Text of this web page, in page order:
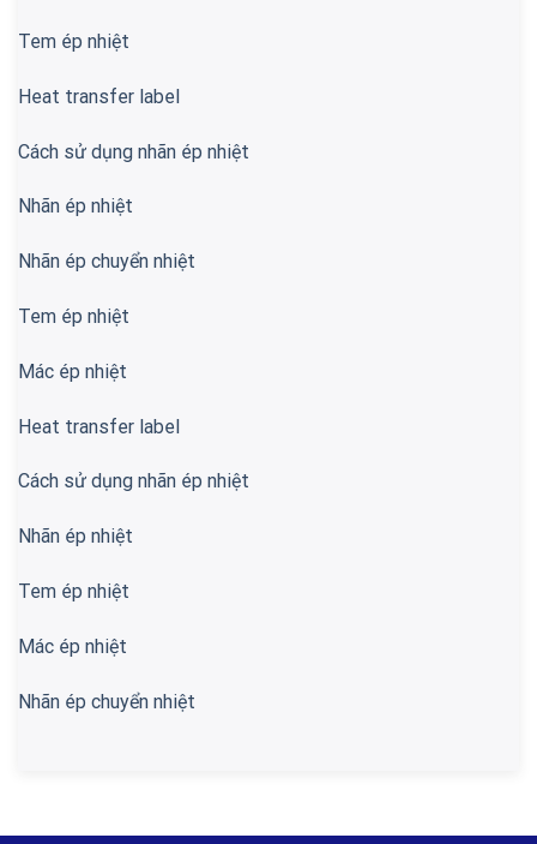
Tem ép nhiệt
Heat transfer label
Cách sử dụng nhãn ép nhiệt
Nhãn ép nhiệt
Nhãn ép chuyển nhiệt
Tem ép nhiệt
Mác ép nhiệt
Heat transfer label
Cách sử dụng nhãn ép nhiệt
Nhãn ép nhiệt
Tem ép nhiệt
Mác ép nhiệt
Nhãn ép chuyển nhiệt